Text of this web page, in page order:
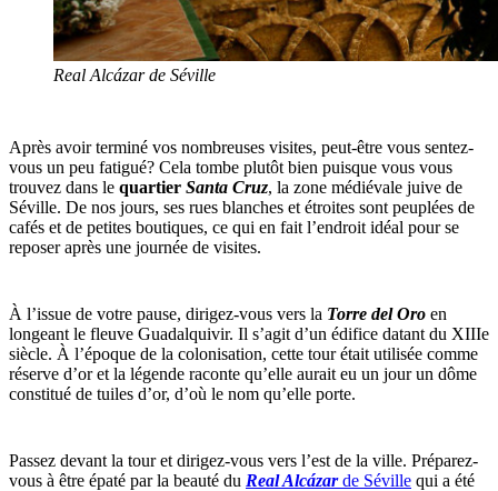
Real Alcázar de Séville
Après avoir terminé vos nombreuses visites, peut-être vous sentez-
vous un peu fatigué? Cela tombe plutôt bien puisque vous vous
trouvez dans le quartier Santa Cruz, la zone médiévale juive de
Séville. De nos jours, ses rues blanches et étroites sont peuplées de
cafés et de petites boutiques, ce qui en fait l’endroit idéal pour se
reposer après une journée de visites.
À l’issue de votre pause, dirigez-vous vers la Torre del Oro en
longeant le fleuve Guadalquivir. Il s’agit d’un édifice datant du XIIIe
siècle. À l’époque de la colonisation, cette tour était utilisée comme
réserve d’or et la légende raconte qu’elle aurait eu un jour un dôme
constitué de tuiles d’or, d’où le nom qu’elle porte.
Passez devant la tour et dirigez-vous vers l’est de la ville. Préparez-
vous à être épaté par la beauté du Real Alcázarde Séville qui a été